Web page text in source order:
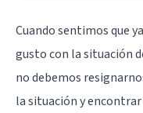
Cuando sentimos que
gusto con la situación
no debemos
la situación y